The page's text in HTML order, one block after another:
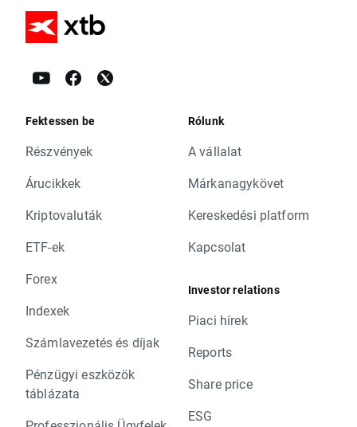
Fektessen be
Részvények
Árucikkek
Kriptovaluták
ETF-ek
Forex
Indexek
Számlavezetés és díjak
Pénzügyi eszközök
táblázata
Rólunk
A vállalat
Márkanagykövet
Kereskedési platform
Kapcsolat
Investor relations
Piaci hírek
Reports
Share price
ESG